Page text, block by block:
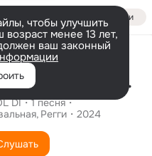
Войти
чтобы улучшить
менее 13 лет,
ваш законный
A Con a Alcohol y Agua
DI 1песня
Регги 2024